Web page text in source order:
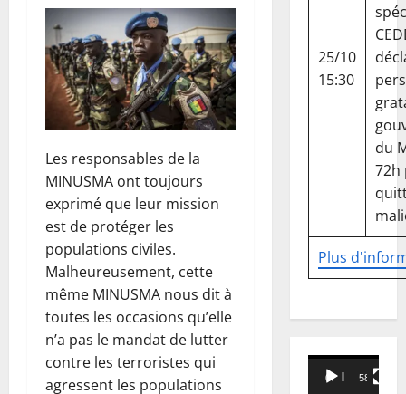
Les responsables de la
MINUSMA ont toujours
exprimé que leur mission
est de protéger les
populations civiles.
Malheureusement, cette
même MINUSMA nous dit à
toutes les occasions qu’elle
n’a pas le mandat de lutter
contre les terroristes qui
agressent les populations
Plus
25/10
15:30
du
72h
Lecteur
vidéo
00:00 58:18